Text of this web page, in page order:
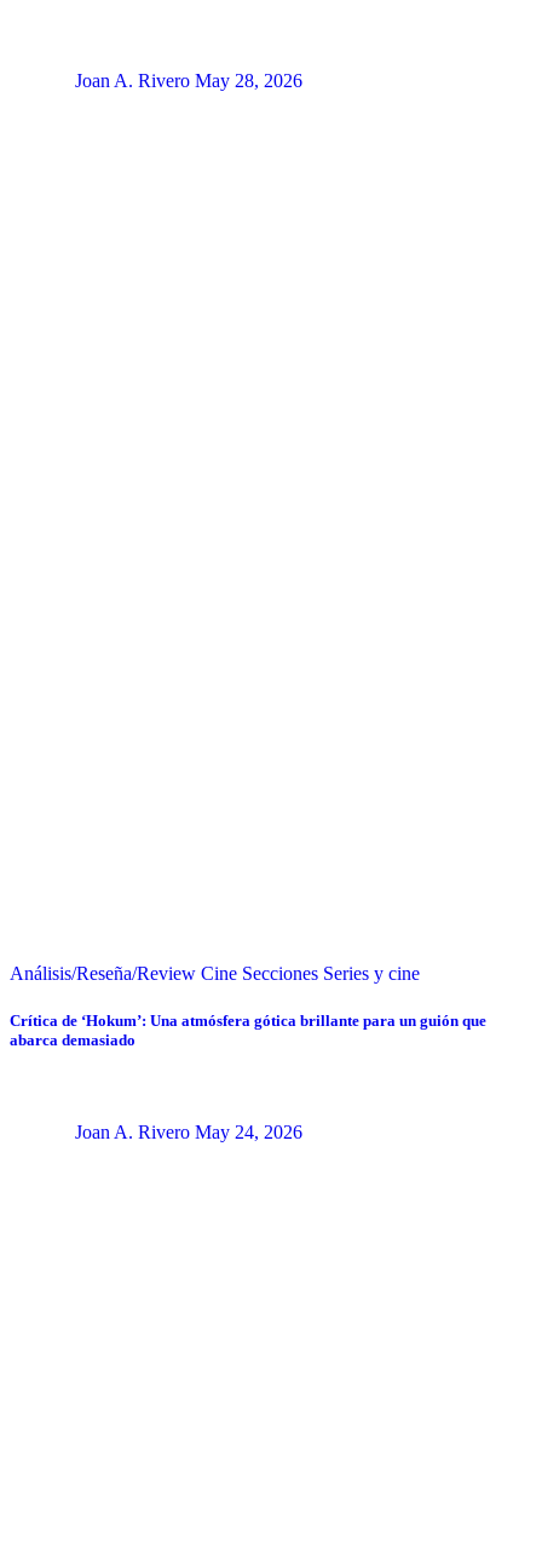
Joan A. Rivero May 28, 2026
Análisis/Reseña/Review Cine Secciones Series y cine
Crítica de ‘Hokum’: Una atmósfera gótica brillante para un guión que
abarca demasiado
Joan A. Rivero May 24, 2026